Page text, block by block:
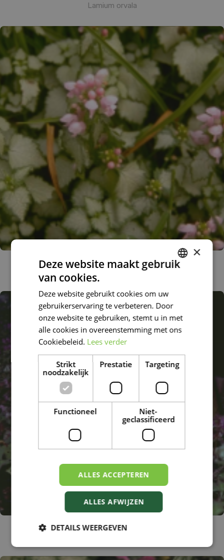
Lamium orvala
Gevlekte dovenetel
Lamium maculatum 'James Boyd Parselle'
Gevlekte dovenetel
×
Deze website maakt gebruik
van cookies.
Deze website gebruikt cookies om uw
gebruikerservaring te verbeteren. Door
onze website te gebruiken, stemt u in met
alle cookies in overeenstemming met ons
Cookiebeleid. Lees verder
Strikt
noodzakelijk
Prestatie Targeting
Functioneel
Niet-
geclassificeerd
ALLES ACCEPTEREN
ALLES AFWIJZEN
DETAILS WEERGEVEN